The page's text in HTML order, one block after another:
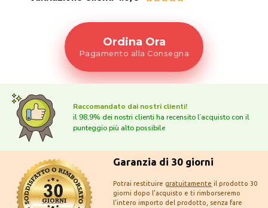
Ordina Ora
Pagamento alla Consegna
Raccomandato dai nostri clienti!
il 98,9% dei nostri clienti ha recensito l’acquisto con il
punteggio più alto possibile
Garanzia di 30 giorni
Potrai restituire gratuitamente il prodotto 30
giorni dopo l’acquisto e ti rimborseremo
l’intero importo del prodotto, senza fare